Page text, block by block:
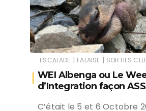
ESCALADE | FALAISE | SORTIES
WEI Albenga ou Le
d’Integration façon
C’était le 5 et 6 Octobre